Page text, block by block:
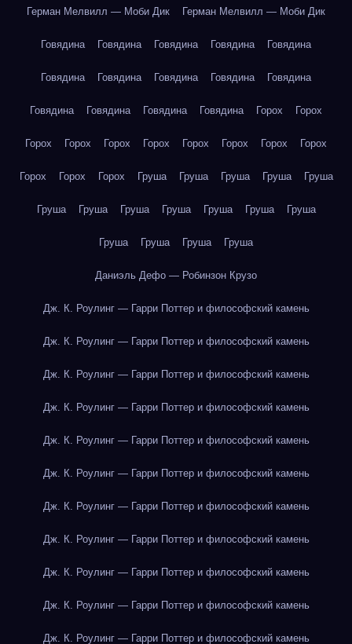
Герман Мелвилл — Моби Дик Герман Мелвилл — Моби Дик
Говядина Говядина Говядина Говядина Говядина
Говядина Говядина Говядина Говядина Говядина
Говядина Говядина Говядина Говядина Горох Горох
Горох Горох Горох Горох Горох Горох Горох Горох
Горох Горох Горох Груша Груша Груша Груша Груша
Груша Груша Груша Груша Груша Груша Груша
Груша Груша Груша Груша
Даниэль Дефо — Робинзон Крузо
Дж. К. Роулинг — Гарри Поттер и философский камень
Дж. К. Роулинг — Гарри Поттер и философский камень
Дж. К. Роулинг — Гарри Поттер и философский камень
Дж. К. Роулинг — Гарри Поттер и философский камень
Дж. К. Роулинг — Гарри Поттер и философский камень
Дж. К. Роулинг — Гарри Поттер и философский камень
Дж. К. Роулинг — Гарри Поттер и философский камень
Дж. К. Роулинг — Гарри Поттер и философский камень
Дж. К. Роулинг — Гарри Поттер и философский камень
Дж. К. Роулинг — Гарри Поттер и философский камень
Дж. К. Роулинг — Гарри Поттер и философский камень